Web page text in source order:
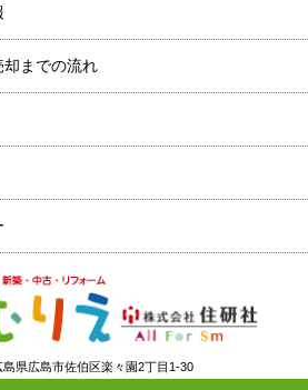
却までの流れ
島県広島市佐伯区楽々園2丁目1-30